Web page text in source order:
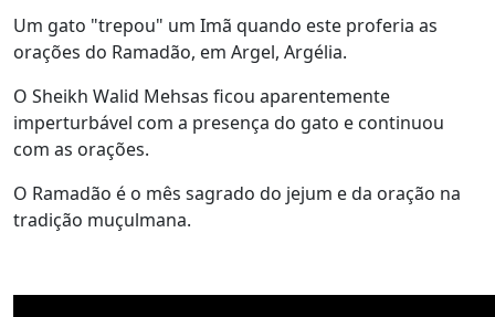
Um gato "trepou" um Imã quando este proferia as
orações do Ramadão, em Argel, Argélia.
O Sheikh Walid Mehsas ficou aparentemente
imperturbável com a presença do gato e continuou
com as orações.
O Ramadão é o mês sagrado do jejum e da oração na
tradição muçulmana.